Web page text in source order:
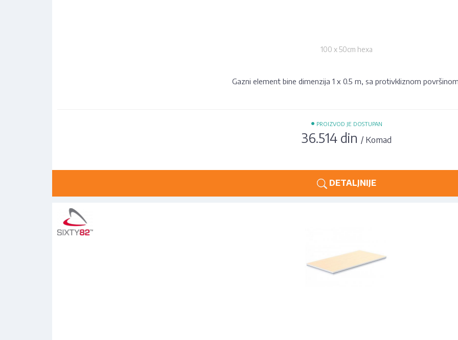
100 x 50cm hexa
Gazni element bine dimenzija 1 x 0.5 m, sa protivkliznom
• PROIZVOD JE DOSTUPAN
36.514 din / Komad
DETALJNIJE